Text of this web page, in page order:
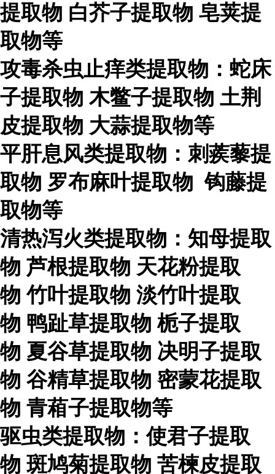
提取物 白芥子提取物 皂荚提
取物等
攻毒杀虫止痒类提取物：蛇床
子提取物 木鳖子提取物 土荆
皮提取物 大蒜提取物等
平肝息风类提取物：刺蒺藜提
取物 罗布麻叶提取物 钩藤提
取物等
清热泻火类提取物：知母提取
物 芦根提取物 天花粉提取
物 竹叶提取物 淡竹叶提取
物 鸭趾草提取物 栀子提取
物 夏谷草提取物 决明子提取
物 谷精草提取物 密蒙花提取
物 青葙子提取物等
驱虫类提取物：使君子提取
物 斑鸠菊提取物 苦楝皮提取